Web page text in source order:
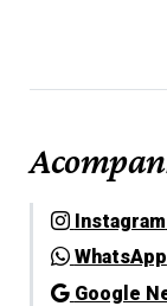
Instagram
WhatsApp
Google